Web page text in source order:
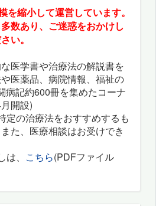
を縮小して運営しています。
数あり、ご迷惑をおかけし
い。
医学書や治療法の解説書を
医薬品、病院情報、福祉の
病記約600冊を集めたコーナ
開設)
定の治療法をおすすめするも
た、医療相談はお受けでき
、 こちら(PDFファイル